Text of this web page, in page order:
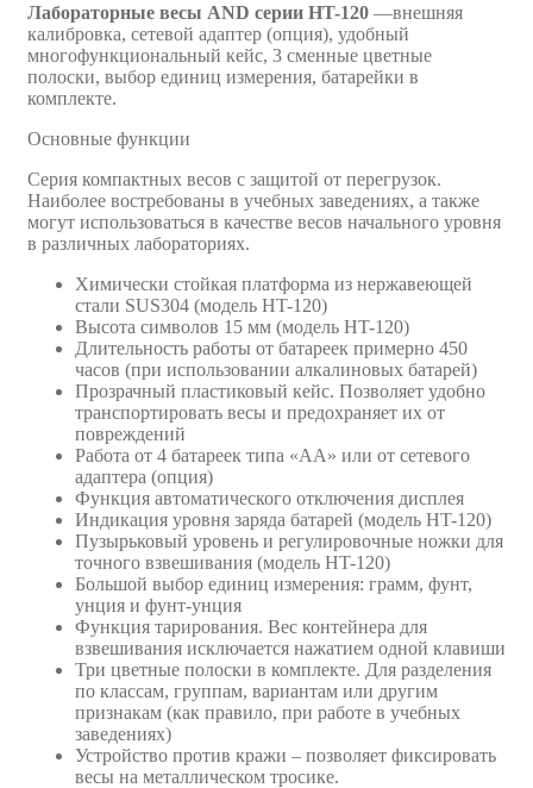
Лабораторные весы AND серии HT-120 —внешняя
калибровка, сетевой адаптер (опция), удобный
многофункциональный кейс, 3 сменные цветные
полоски, выбор единиц измерения, батарейки в
комплекте.
Основные функции
Серия компактных весов с защитой от перегрузок.
Наиболее востребованы в учебных заведениях, а также
могут использоваться в качестве весов начального уровня
в различных лабораториях.
Химически стойкая платформа из нержавеющей
стали SUS304 (модель HT-120)
Высота символов 15 мм (модель HT-120)
Длительность работы от батареек примерно 450
часов (при использовании алкалиновых батарей)
Прозрачный пластиковый кейс. Позволяет удобно
транспортировать весы и предохраняет их от
повреждений
Работа от 4 батареек типа «АА» или от сетевого
адаптера (опция)
Функция автоматического отключения дисплея
Индикация уровня заряда батарей (модель HT-120)
Пузырьковый уровень и регулировочные ножки для
точного взвешивания (модель HT-120)
Большой выбор единиц измерения: грамм, фунт,
унция и фунт-унция
Функция тарирования. Вес контейнера для
взвешивания исключается нажатием одной клавиши
Три цветные полоски в комплекте. Для разделения
по классам, группам, вариантам или другим
признакам (как правило, при работе в учебных
заведениях)
Устройство против кражи – позволяет фиксировать
весы на металлическом тросике.